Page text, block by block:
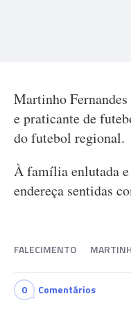
Martinho
e praticante de
do futebol regional.
À família enlutada
endereça sentidas
FALECIMENTO
0 Comentários